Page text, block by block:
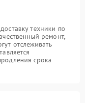
техники по
ремонт,
отслеживать
срока